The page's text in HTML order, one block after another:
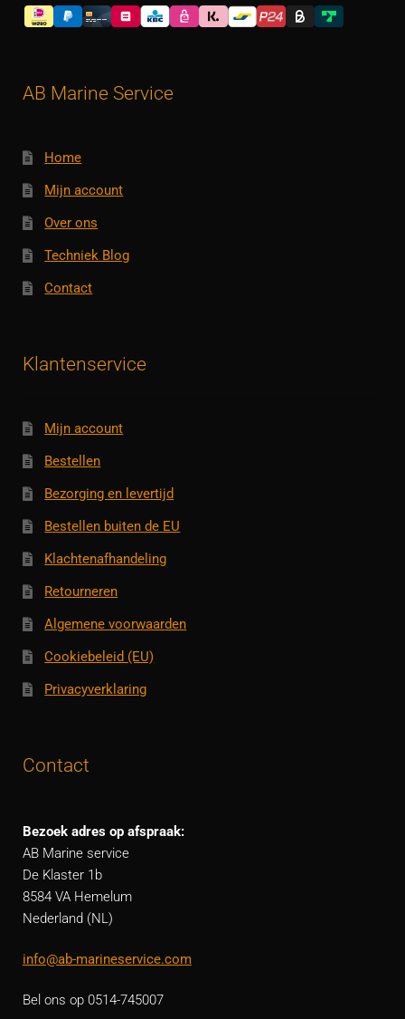
AB Marine Service
Home
Mijn account
Over ons
Techniek Blog
Contact
Klantenservice
Mijn account
Bestellen
Bezorging en levertijd
Bestellen buiten de EU
Klachtenafhandeling
Retourneren
Algemene voorwaarden
Cookiebeleid (EU)
Privacyverklaring
Contact
Bezoek adres op afspraak:
AB Marine service
De Klaster 1b
8584 VA Hemelum
Nederland (NL)
info@ab-marineservice.com
Bel ons op 0514-745007